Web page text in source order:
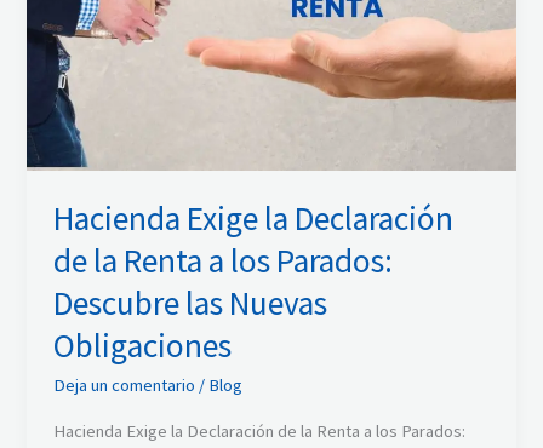
Hacienda Exige la Declaración
de la Renta a los Parados:
Descubre las Nuevas
Obligaciones
Deja un comentario / Blog
Hacienda Exige la Declaración de la Renta a los Parados:
Descubre
las
Nuevas
Obligaciones